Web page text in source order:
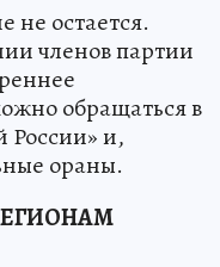
не остается.
членов партии
обращаться в
России» и,
ораны.